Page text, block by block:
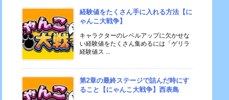
経験値をたくさん手に入れる方法【に
ゃんこ大戦争】
キャラクターのレベルアップに欠かせな
い経験値をたくさん集めるには「ゲリラ
経験値ス ...
第2章の最終ステージで詰んだ時にす
ること【にゃんこ大戦争】西表島